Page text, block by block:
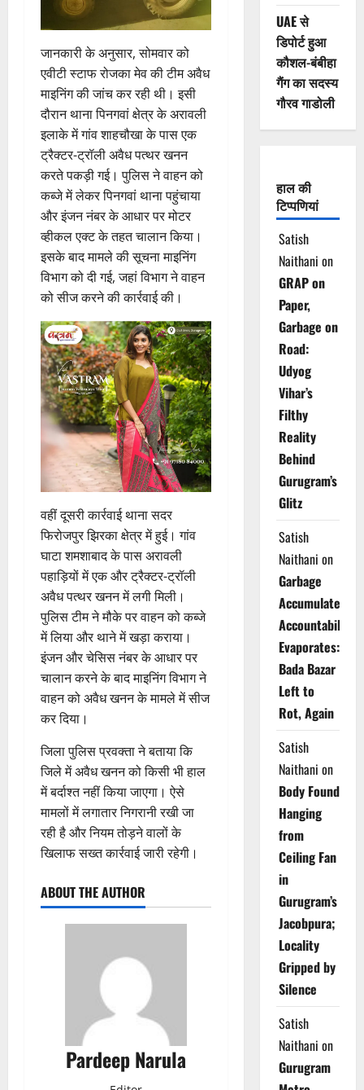
जानकारी के अनुसार, सोमवार को
एवीटी स्टाफ रोजका मेव की टीम अवैध
माइनिंग की जांच कर रही थी। इसी
दौरान थाना पिनगवां क्षेत्र के अरावली
इलाके में गांव शाहचौखा के पास एक
ट्रैक्टर-ट्रॉली अवैध पत्थर खनन
करते पकड़ी गई। पुलिस ने वाहन को
कब्जे में लेकर पिनगवां थाना पहुंचाया
और इंजन नंबर के आधार पर मोटर
व्हीकल एक्ट के तहत चालान किया।
इसके बाद मामले की सूचना माइनिंग
विभाग को दी गई, जहां विभाग ने वाहन
को सीज करने की कार्रवाई की।
वहीं दूसरी कार्रवाई थाना सदर
फिरोजपुर झिरका क्षेत्र में हुई। गांव
घाटा शमशाबाद के पास अरावली
पहाड़ियों में एक और ट्रैक्टर-ट्रॉली
अवैध पत्थर खनन में लगी मिली।
पुलिस टीम ने मौके पर वाहन को कब्जे
में लिया और थाने में खड़ा कराया।
इंजन और चेसिस नंबर के आधार पर
चालान करने के बाद माइनिंग विभाग ने
वाहन को अवैध खनन के मामले में सीज
कर दिया।
जिला पुलिस प्रवक्ता ने बताया कि
जिले में अवैध खनन को किसी भी हाल
में बर्दाश्त नहीं किया जाएगा। ऐसे
मामलों में लगातार निगरानी रखी जा
रही है और नियम तोड़ने वालों के
खिलाफ सख्त कार्रवाई जारी रहेगी।
ABOUT THE AUTHOR
Pardeep Narula
UAE से
डिपोर्ट हुआ
कौशल-बंबीहा
गैंग का सदस्य
गौरव गाडोली
हाल की
टिप्पणियां
Satish
Naithani on
GRAP on
Paper,
Garbage on
Road:
Udyog
Vihar’s
Filthy
Reality
Behind
Gurugram’s
Glitz
Satish
Naithani on
Garbage
Accumulates,
Accountability
Evaporates:
Bada Bazar
Left to
Rot, Again
Satish
Naithani on
Body Found
Hanging
from
Ceiling Fan
in
Gurugram’s
Jacobpura;
Locality
Gripped by
Silence
Satish
Naithani on
Gurugram